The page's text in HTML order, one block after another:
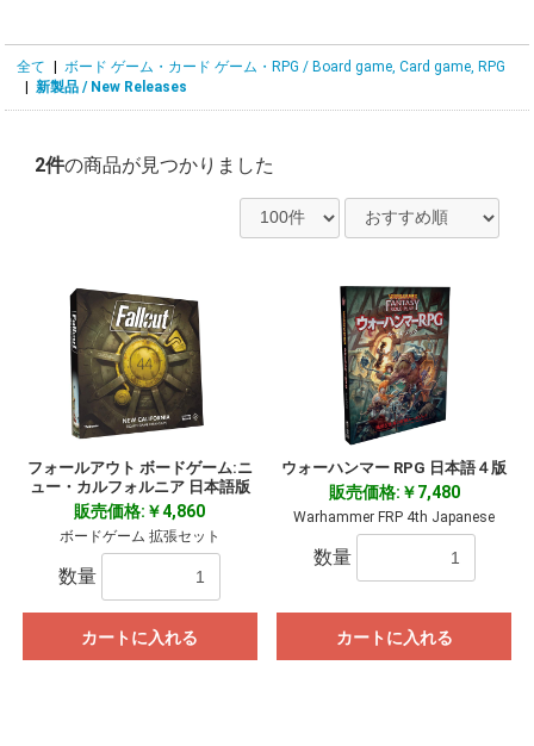
全て
ボード ゲーム・カード ゲーム・RPG / Board game, Card game, RPG
新製品 / New Releases
2件の商品が見つかりました
フォールアウト ボードゲーム:ニ
ュー・カルフォルニア 日本語版
販売価格:￥4,860
ボードゲーム 拡張セット
数量
カートに入れる
ウォーハンマー RPG 日本語４版
販売価格:￥7,480
Warhammer FRP 4th Japanese
数量
カートに入れる